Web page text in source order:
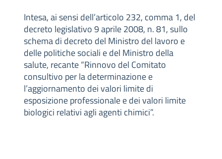
Intesa, ai sensi dell’articolo 232, comma 1, del
decreto legislativo 9 aprile 2008, n. 81, sullo
schema di decreto del Ministro del lavoro e
delle politiche sociali e del Ministro della
salute, recante “Rinnovo del Comitato
consultivo per la determinazione e
l’aggiornamento dei valori limite di
esposizione professionale e dei valori limite
biologici relativi agli agenti chimici”.